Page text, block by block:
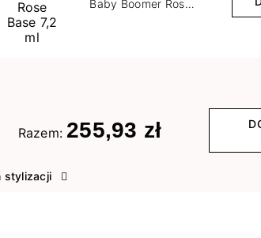
Baby Boomer Rose
Razem: 255,93 zł
stylizacji